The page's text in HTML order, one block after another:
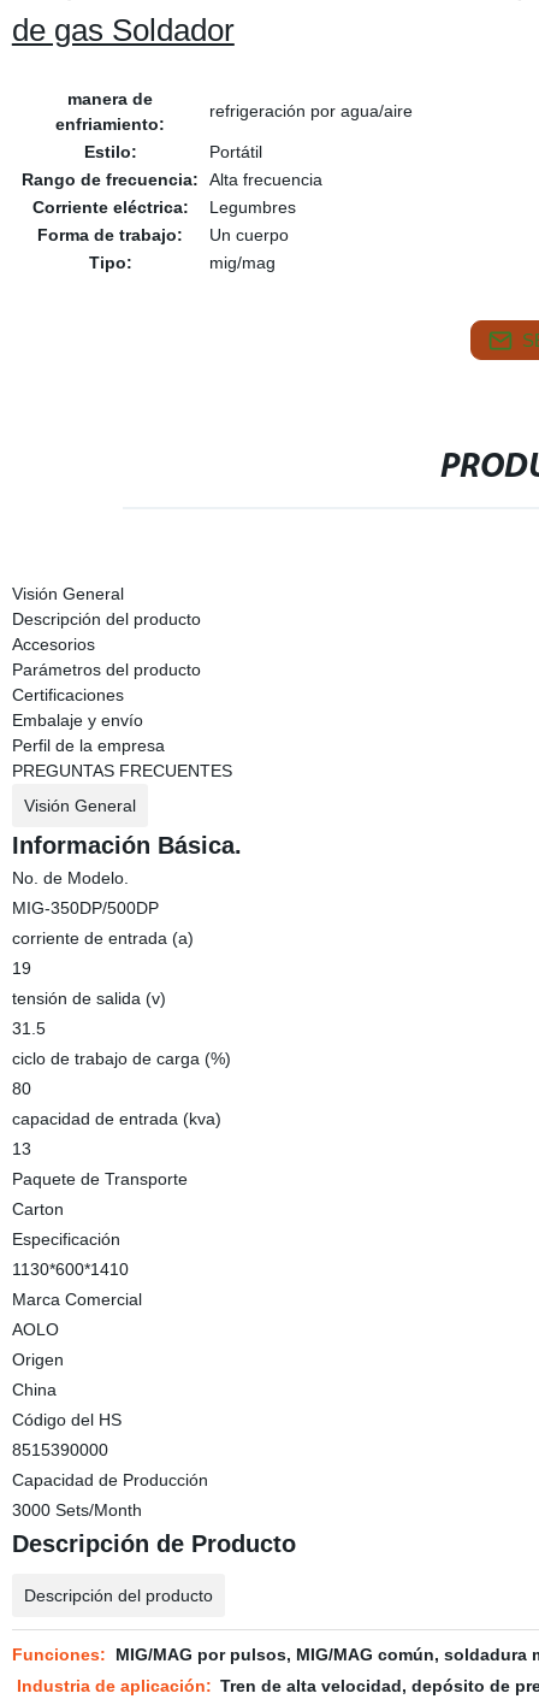
de gas Soldador
manera de
enfriamiento:
refrigeración por agua/aire
Estilo:
Portátil
Rango de frecuencia:
Alta frecuencia
Corriente eléctrica:
Legumbres
Forma de trabajo:
Un cuerpo
Tipo:
mig/mag
Visión General
Descripción del producto
Accesorios
Parámetros del producto
Certificaciones
Embalaje y envío
Perfil de la empresa
PREGUNTAS FRECUENTES
Visión General
Información Básica.
No. de Modelo.
MIG-350DP/500DP
corriente de entrada (a)
19
tensión de salida (v)
31.5
ciclo de trabajo de carga (%)
80
capacidad de entrada (kva)
13
Paquete de Transporte
Carton
Especificación
1130*600*1410
Marca Comercial
AOLO
Origen
China
Código del HS
8515390000
Capacidad de Producción
3000 Sets/Month
Descripción de Producto
Descripción del producto
Funciones:
MIG/MAG por pulsos, MIG/MAG común,
Industria de aplicación: Tren de alta velocidad, depósito de